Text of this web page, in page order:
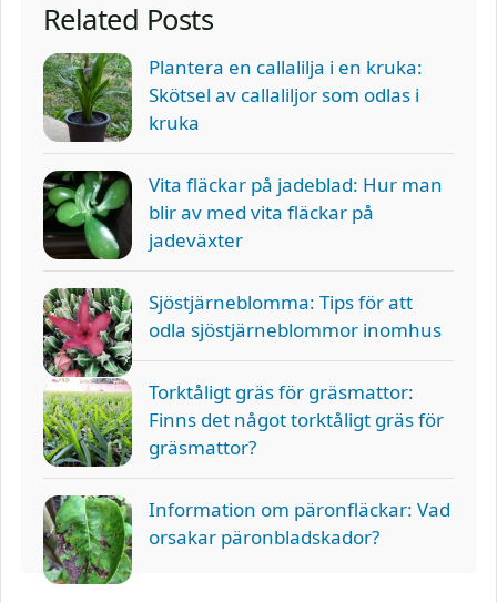
Related Posts
Plantera en callalilja i en kruka:
Skötsel av callaliljor som odlas i
kruka
Vita fläckar på jadeblad: Hur man
blir av med vita fläckar på
jadeväxter
Sjöstjärneblomma: Tips för att
odla sjöstjärneblommor inomhus
Torktåligt gräs för gräsmattor:
Finns det något torktåligt gräs för
gräsmattor?
Information om päronfläckar: Vad
orsakar päronbladskador?